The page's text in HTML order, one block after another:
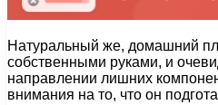
Натуральный же, домашний
собственными руками, и
направлении лишних
внимания на то, что он